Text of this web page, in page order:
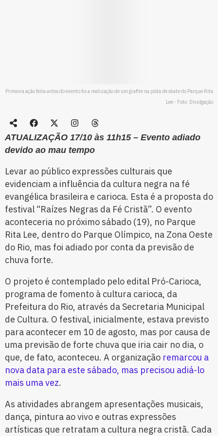
Primeira ação feita antes do evento foi a realização de um grafite na pista de skate do Parque Rita
Lee - Foto: Divulgação
ATUALIZAÇÃO 17/10 às 11h15 – Evento adiado
devido ao mau tempo
Levar ao público expressões culturais que
evidenciam a influência da cultura negra na fé
evangélica brasileira e carioca. Esta é a proposta do
festival “Raízes Negras da Fé Cristã”. O evento
aconteceria no próximo sábado (19), no Parque
Rita Lee, dentro do Parque Olímpico, na Zona Oeste
do Rio, mas foi adiado por conta da previsão de
chuva forte.
O projeto é contemplado pelo edital Pró-Carioca,
programa de fomento à cultura carioca, da
Prefeitura do Rio, através da Secretaria Municipal
de Cultura. O festival, inicialmente, estava previsto
para acontecer em 10 de agosto, mas por causa de
uma previsão de forte chuva que iria cair no dia, o
que, de fato, aconteceu. A organização remarcou a
nova data para este sábado, mas precisou adiá-lo
mais uma vez.
As atividades abrangem apresentações musicais,
dança, pintura ao vivo e outras expressões
artísticas que retratam a cultura negra cristã. Cada